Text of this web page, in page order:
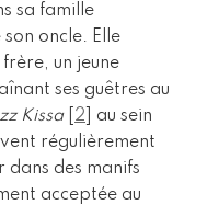
sa famille
oncle. Elle
un jeune
ses guêtres au
Kissa[ 2
au sein
régulièrement
des manifs
acceptée au